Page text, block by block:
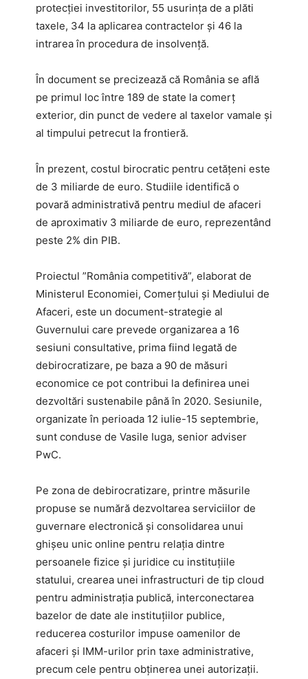
protecţiei investitorilor, 55 usurinţa de a plăti
taxele, 34 la aplicarea contractelor şi 46 la
intrarea în procedura de insolvenţă.
În document se precizează că România se află
pe primul loc între 189 de state la comerţ
exterior, din punct de vedere al taxelor vamale şi
al timpului petrecut la frontieră.
În prezent, costul birocratic pentru cetăţeni este
de 3 miliarde de euro. Studiile identifică o
povară administrativă pentru mediul de afaceri
de aproximativ 3 miliarde de euro, reprezentând
peste 2% din PIB.
Proiectul ”România competitivă”, elaborat de
Ministerul Economiei, Comerţului şi Mediului de
Afaceri, este un document-strategie al
Guvernului care prevede organizarea a 16
sesiuni consultative, prima fiind legată de
debirocratizare, pe baza a 90 de măsuri
economice ce pot contribui la definirea unei
dezvoltări sustenabile până în 2020. Sesiunile,
organizate în perioada 12 iulie-15 septembrie,
sunt conduse de Vasile Iuga, senior adviser
PwC.
Pe zona de debirocratizare, printre măsurile
propuse se numără dezvoltarea serviciilor de
guvernare electronică şi consolidarea unui
ghişeu unic online pentru relaţia dintre
persoanele fizice şi juridice cu instituţiile
statului, crearea unei infrastructuri de tip cloud
pentru administraţia publică, interconectarea
bazelor de date ale instituţiilor publice,
reducerea costurilor impuse oamenilor de
afaceri şi IMM-urilor prin taxe administrative,
precum cele pentru obţinerea unei autorizaţii.